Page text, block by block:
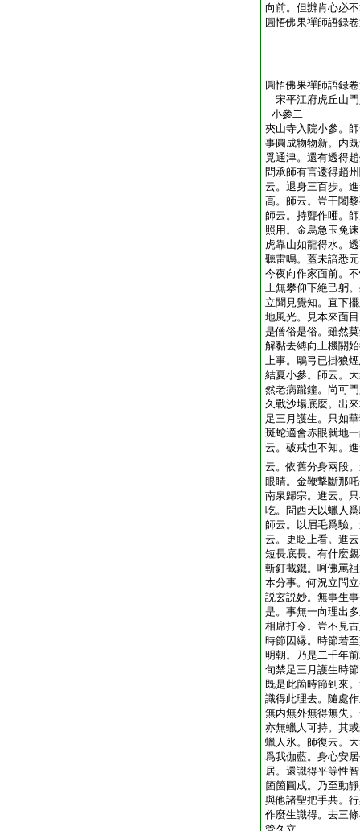
向前。但辦肯心必
圓悟佛果禪師語録
圓悟佛果禪師語録
宋平江府虎丘山
小參二
夾山寺入院小參。
事圓成物物新。内
覓通津。還有透得
問承師有言逶得趙
云。退身三百歩。
高。師云。豈干闍
師云。持聾作唖。
照用。金烏急玉兔
虎靠山如龍得水。
聽雷鳴。蓋未諳悉
今夜向作家面前。
上無攀仰下絶己躬
立聞見覺知。直下
地風光。見本來面
是僧俗是俗。雖然
解黏去縛向上機關
上事。鵰弓已掛狼
結夏小參。師云。
然老病躘鐘。尚可
久戰沙場底麼。出
足三月護生。只如
斑蛇適會赤眼就地
云。破戒也不知。
云。依舊分身兩段
眼睛。金鞭撃斷那
南泉歸宗。進云。
吃。問西天以蠟人
師云。以眉毛爲驗
云。更眨上看。進
短長底長。有什麼
斬釘截鐵。呵佛罵
本分事。何況立問
説玄説妙。無事生
是。事無一向理出
相席打令。豈不見
時節因縁。時節若
明朝。乃是二千年
旬禁足三月護生時
既是此箇時節到來
識得此理去。隨處
無内無外無得無失
亦無蠟人可持。其
蠟人氷。師復云。
爲我伽藍。身心安
居。還識得平等性
箇箇圓成。乃至動
與他諸聖把手共。
作麼生識得。去三